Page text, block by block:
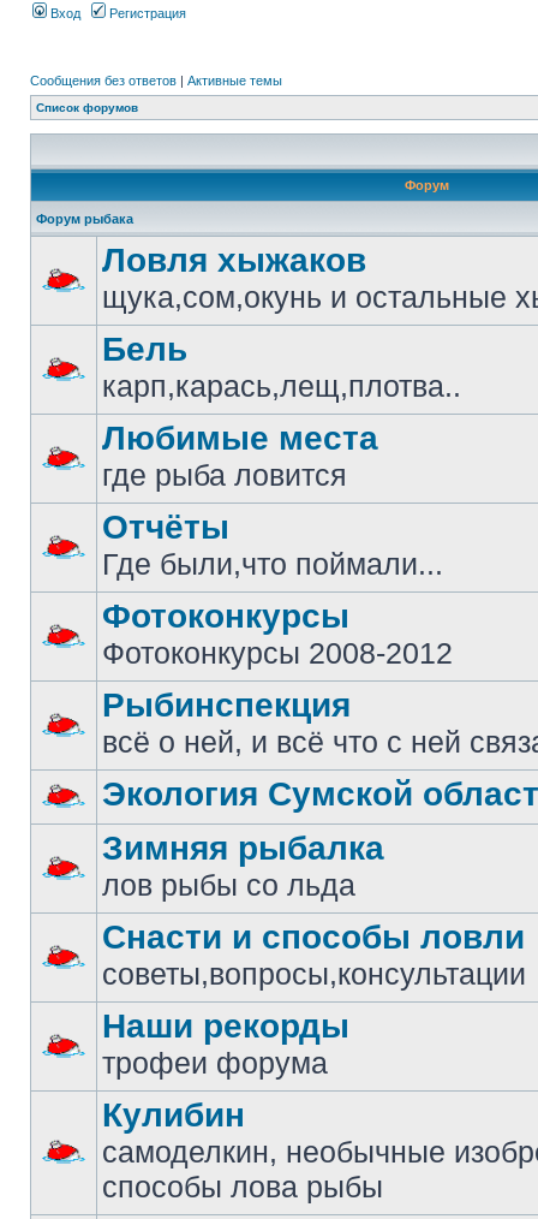
Вход Регистрация
Сообщения без ответов | Активные темы
Список форумов
Форум
Форум рыбака
Ловля хыжаков
щука,сом,окунь и остальные
Бель
карп,карась,лещ,плотва..
Любимые места
где рыба ловится
Отчёты
Где были,что поймали...
Фотоконкурсы
Фотоконкурсы 2008-2012
Рыбинспекция
всё о ней, и всё что с ней
Экология Сумской
Зимняя рыбалка
лов рыбы со льда
Снасти и способы ловли
советы,вопросы,консультации
Наши рекорды
трофеи форума
Кулибин
самоделкин, необычные
способы лова рыбы